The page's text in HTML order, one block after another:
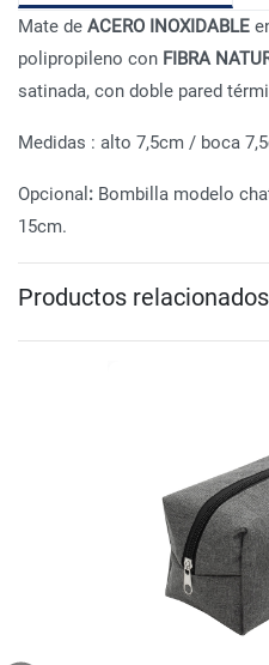
Mate de ACERO INOXIDABLE
polipropileno con FIBRA
satinada, con doble pared
Medidas : alto 7,5cm / boca
Opcional : Bombilla modelo
15cm.
Productos relacionados